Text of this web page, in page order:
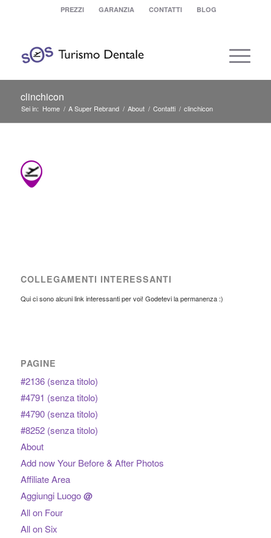
PREZZI GARANZIA CONTATTI BLOG
clinchicon
Sei in: Home / A Super Rebrand / About / Contatti / clinchicon
COLLEGAMENTI INTERESSANTI
Qui ci sono alcuni link interessanti per voi! Godetevi la permanenza :)
PAGINE
#2136 (senza titolo)
#4791 (senza titolo)
#4790 (senza titolo)
#8252 (senza titolo)
About
Add now Your Before & After Photos
Affiliate Area
Aggiungi Luogo@
All on Four
All on Six